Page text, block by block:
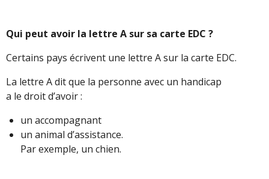
Qui peut avoir la lettre A sur sa carte EDC ?
Certains pays écrivent une lettre A sur la carte EDC.
La lettre A dit que la personne avec un handicap
a le droit d’avoir :
un accompagnant
un animal d’assistance.
Par exemple, un chien.